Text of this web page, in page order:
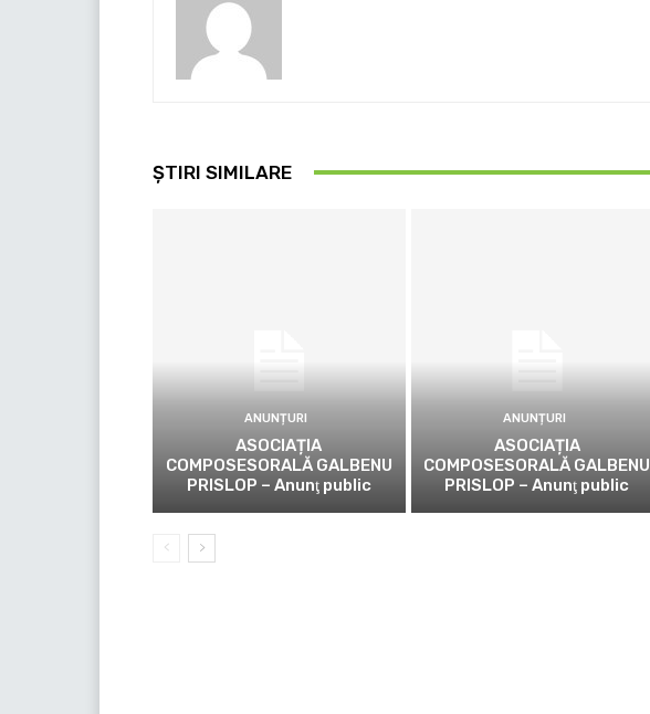
ȘTIRI SIMILARE
ANUNȚURI
ASOCIAȚIA
COMPOSESORALĂ GALBENU
PRISLOP – Anunţ public
ANUNȚURI
ASOCIAȚIA
COMPOSESORALĂ GALBENU
PRISLOP – Anunţ public